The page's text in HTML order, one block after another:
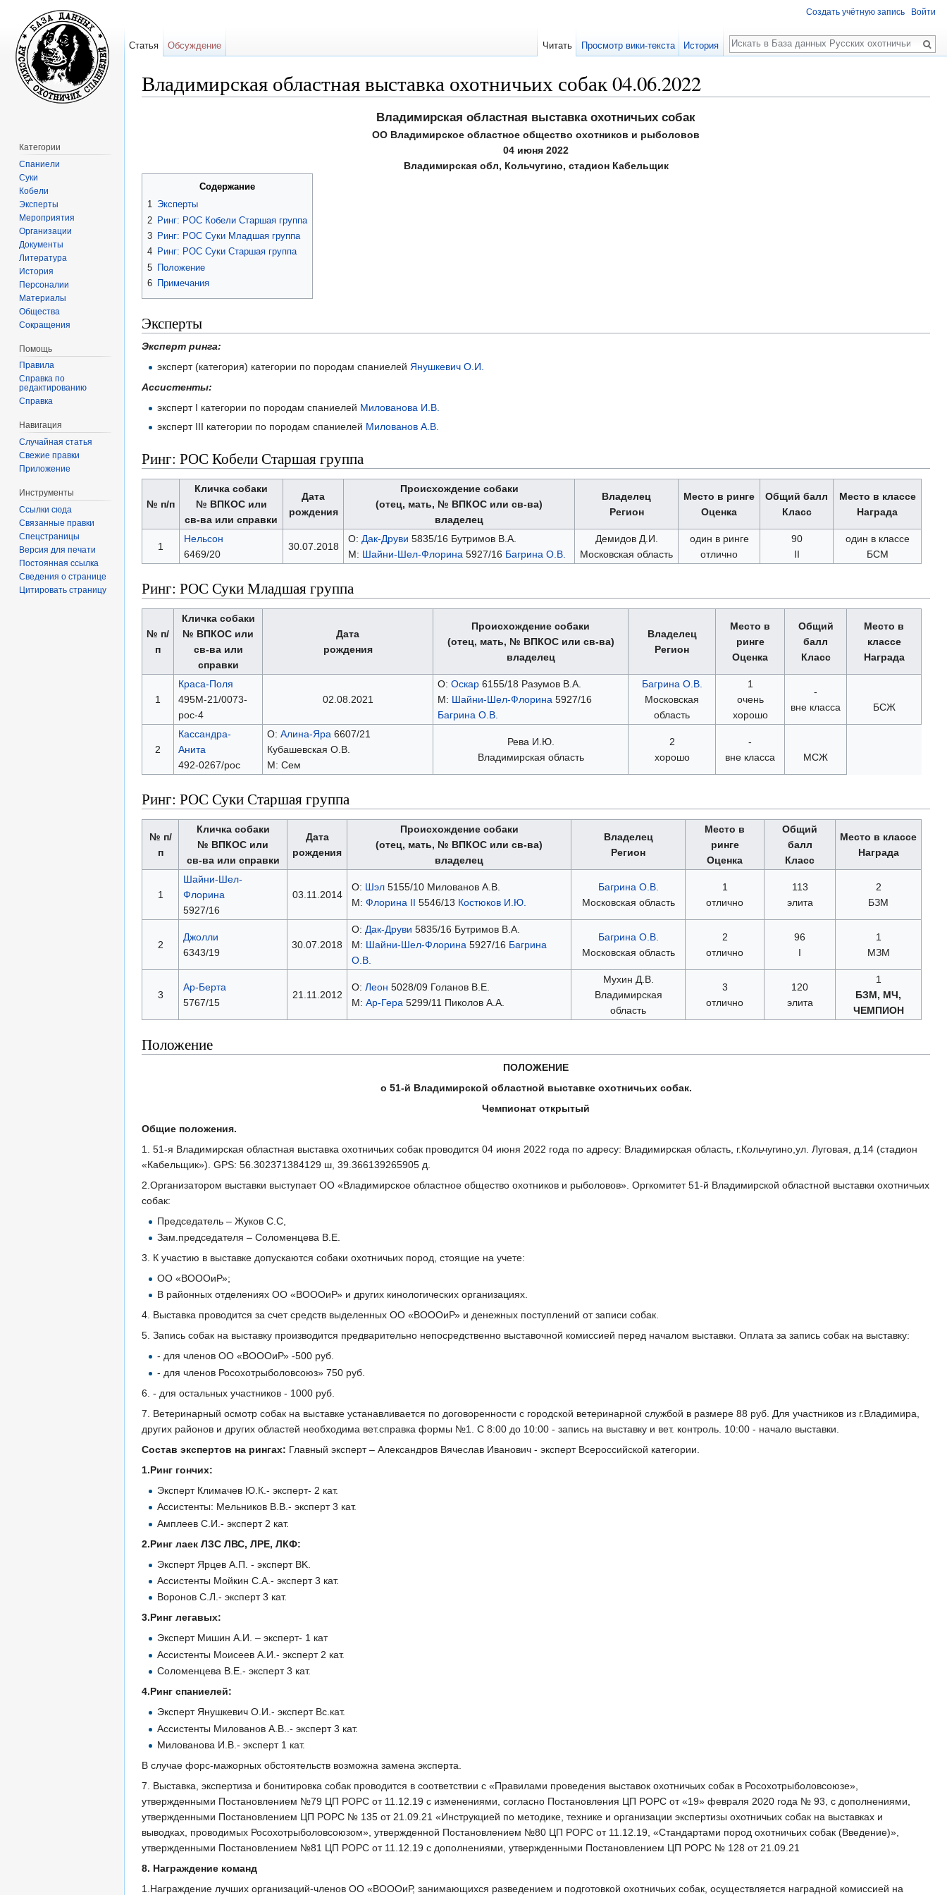
Владимирская областная выставка охотничьих собак 04.06.2022
Владимирская областная выставка охотничьих собак
ОО Владимирское областное общество охотников и рыболовов
04 июня 2022
Владимирская обл, Кольчугино, стадион Кабельщик
Содержание
1 Эксперты
2 Ринг: РОС Кобели Старшая группа
3 Ринг: РОС Суки Младшая группа
4 Ринг: РОС Суки Старшая группа
5 Положение
6 Примечания
Эксперты
Эксперт ринга:
эксперт (категория) категории по породам спаниелейЯнушкевич О.И.
Ассистенты:
эксперт I категории по породам спаниелей Милованова И.В.
эксперт III категории по породам спаниелей Милованов А.В.
Ринг: РОС Кобели Старшая группа
№ п/п
Кличка собаки
№ ВПКОС или
св-ва или справки
Дата
рождения
Происхождение собаки
(отец, мать, № ВПКОС или св-ва)
владелец
Владелец
Регион
Место в ринге
Оценка
Общий балл
Класс
Место в классе
Награда
1
Нельсон
6469/20
30.07.2018
О: Дак-Друви 5835/16 Бутримов В.А.
М: Шайни-Шел-Флорина 5927/16 Багрина О.В.
Демидов Д.И.
Московская область
один в ринге
отлично
90
II
один в классе
БСМ
Ринг: РОС Суки Младшая группа
№ п/
п
Кличка собаки
№ ВПКОС или
св-ва или
справки
Дата
рождения
Происхождение собаки
(отец, мать, № ВПКОС или св-ва)
владелец
Владелец
Регион
Место в
ринге
Оценка
Общий
балл
Класс
Место в
классе
Награда
1
Краса-Поля
495М-21/0073-
рос-4
02.08.2021
О: Оскар6155/18 Разумов В.А.
М: Шайни-Шел-Флорина 5927/16
Багрина О.В.
Багрина О.В.
Московская
область
1
очень
хорошо
-
вне класса
БСЖ
2
Кассандра-
Анита
492-0267/рос
О: Алина-Яра 6607/21
Кубашевская О.В.
М: Сем
Рева И.Ю.
Владимирская область
2
хорошо
-
вне класса
МСЖ
Ринг: РОС Суки Старшая группа
№ п/
п
Кличка собаки
№ ВПКОС или
св-ва или справки
Дата
рождения
Происхождение собаки
(отец, мать, № ВПКОС или св-ва)
владелец
Владелец
Регион
Место в
ринге
Оценка
Общий
балл
Класс
Место в классе
Награда
1
Шайни-Шел-
Флорина
5927/16
03.11.2014
О: Шэл5155/10 Милованов А.В.
М: Флорина II 5546/13 Костюков И.Ю.
Багрина О.В.
Московская область
1
отлично
113
элита
2
БЗМ
2
Джолли
6343/19
30.07.2018
О: Дак-Друви 5835/16 Бутримов В.А.
М: Шайни-Шел-Флорина 5927/16 Багрина
О.В.
Багрина О.В.
Московская область
2
отлично
96
I
1
МЗМ
3
Ар-Берта
5767/15
21.11.2012
О: Леон 5028/09 Голанов В.Е.
М: Ар-Гера 5299/11 Пиколов А.А.
Мухин Д.В.
Владимирская
область
3
отлично
120
элита
1
БЗМ, МЧ,
ЧЕМПИОН
Положение
ПОЛОЖЕНИЕ
о 51-й Владимирской областной выставке охотничьих собак.
Чемпионат открытый
Общие положения.
1. 51-я Владимирская областная выставка охотничьих собак проводится 04 июня 2022 года по адресу: Владимирская область, г.Кольчугино,ул. Луговая, д.14 (стадион
«Кабельщик»). GPS: 56.302371384129 ш, 39.366139265905 д.
2.Организатором выставки выступает ОО «Владимирское областное общество охотников и рыболовов». Оргкомитет 51-й Владимирской областной выставки охотничьих
собак:
Председатель – Жуков С.С,
Зам.председателя – Соломенцева В.Е.
3. К участию в выставке допускаются собаки охотничьих пород, стоящие на учете:
ОО «ВОООиР»;
В районных отделениях ОО «ВОООиР» и других кинологических организациях.
4. Выставка проводится за счет средств выделенных ОО «ВОООиР» и денежных поступлений от записи собак.
5. Запись собак на выставку производится предварительно непосредственно выставочной комиссией перед началом выставки. Оплата за запись собак на выставку:
- для членов ОО «ВОООиР» -500 руб.
- для членов Росохотрыболовсоюз» 750 руб.
6. - для остальных участников - 1000 руб.
7. Ветеринарный осмотр собак на выставке устанавливается по договоренности с городской ветеринарной службой в размере 88 руб. Для участников из г.Владимира,
других районов и других областей необходима вет.справка формы №1. С 8:00 до 10:00 - запись на выставку и вет. контроль. 10:00 - начало выставки.
Состав экспертов на рингах: Главный эксперт – Александров Вячеслав Иванович - эксперт Всероссийской категории.
1.Ринг гончих:
Эксперт Климачев Ю.К.- эксперт- 2 кат.
Ассистенты: Мельников В.В.- эксперт 3 кат.
Амплеев С.И.- эксперт 2 кат.
2.Ринг лаек ЛЗС ЛВС, ЛРЕ, ЛКФ:
Эксперт Ярцев А.П. - эксперт ВK.
Ассистенты Мойкин С.А.- эксперт 3 кат.
Воронов С.Л.- эксперт 3 кат.
3.Ринг легавых:
Эксперт Мишин А.И. – эксперт- 1 кат
Ассистенты Моисеев А.И.- эксперт 2 кат.
Соломенцева В.Е.- эксперт 3 кат.
4.Ринг спаниелей:
Эксперт Янушкевич О.И.- эксперт Вс.кат.
Ассистенты Милованов А.В..- эксперт 3 кат.
Милованова И.В.- эксперт 1 кат.
В случае форс-мажорных обстоятельств возможна замена эксперта.
7. Выставка, экспертиза и бонитировка собак проводится в соответствии с «Правилами проведения выставок охотничьих собак в Росохотрыболовсоюзе»,
утвержденными Постановлением №79 ЦП РОРС от 11.12.19 с изменениями, согласно Постановления ЦП РОРС от «19» февраля 2020 года № 93, с дополнениями,
утвержденными Постановлением ЦП РОРС № 135 от 21.09.21 «Инструкцией по методике, технике и организации экспертизы охотничьих собак на выставках и
выводках, проводимых Росохотрыболовсоюзом», утвержденной Постановлением №80 ЦП РОРС от 11.12.19, «Стандартами пород охотничьих собак (Введение)»,
утвержденными Постановлением №81 ЦП РОРС от 11.12.19 с дополнениями, утвержденными Постановлением ЦП РОРС № 128 от 21.09.21
8. Награждение команд
1.Награждение лучших организаций-членов ОО «ВОООиР, занимающихся разведением и подготовкой охотничьих собак, осуществляется наградной комиссией на
Создать учётную запись Войти
Статья Обсуждение Читать Просмотр вики-текста История
Поиск
Категории
Спаниели
Суки
Кобели
Эксперты
Мероприятия
Организации
Документы
Литература
История
Персоналии
Материалы
Общества
Сокращения
Помощь
Правила
Справка по
редактированию
Справка
Навигация
Случайная статья
Свежие правки
Приложение
Инструменты
Ссылки сюда
Связанные правки
Спецстраницы
Версия для печати
Постоянная ссылка
Сведения о странице
Цитировать страницу